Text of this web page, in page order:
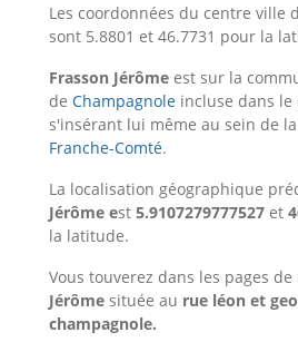
Les coordonnées du centre ville
sont 5.8801 et 46.7731 pour la
Frasson Jérôme est sur la
de Champagnole incluse dans
s'insérant lui même au sein de
Franche-Comté.
La localisation géographique
Jérôme est 5.9107279777527 et
la latitude.
Vous touverez dans les pages
Jérôme située au rue léon et
champagnole.